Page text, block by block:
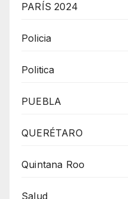
PARÍS 2024
Policia
Politica
PUEBLA
QUERÉTARO
Quintana Roo
Salud